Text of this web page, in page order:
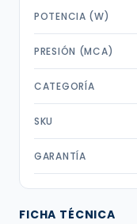
POTENCIA (W)
PRESIÓN (MCA)
CATEGORÍA
SKU
GARANTÍA
FICHA TÉCNICA